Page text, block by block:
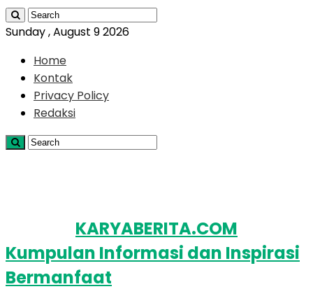
Sunday , August 9 2026
Home
Kontak
Privacy Policy
Redaksi
KARYABERITA.COM
Kumpulan Informasi dan Inspirasi
Bermanfaat